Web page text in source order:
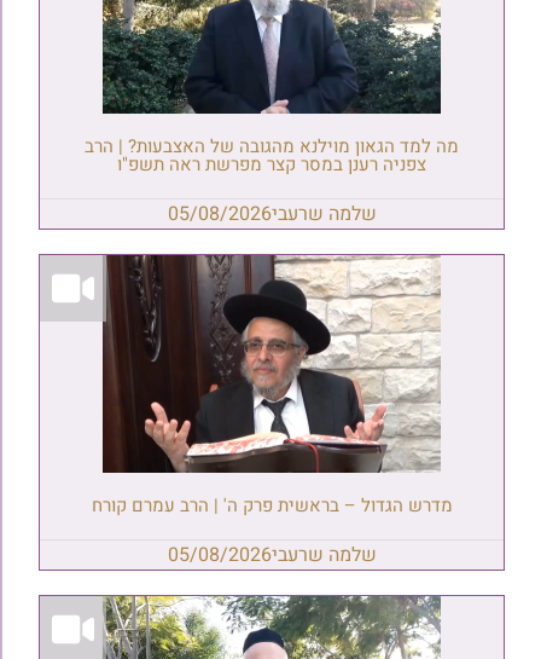
מה למד הגאון מוילנא מהגובה של האצבעות? | הרב
צפניה רענן במסר קצר מפרשת ראה תשפ"ו
שלמה שרעבי05/08/2026
מדרש הגדול – בראשית פרק ה' | הרב עמרם קורח
שלמה שרעבי05/08/2026